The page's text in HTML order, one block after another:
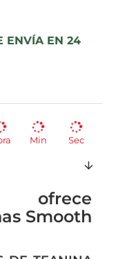
Min Sec
ENVÍA EN 24
ofrece
Smooth